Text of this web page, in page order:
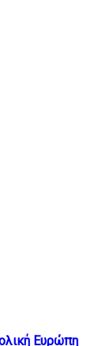
Ευρώπη